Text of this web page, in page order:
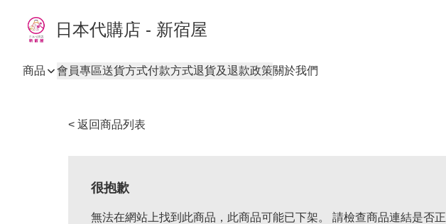
日本代購店 - 新宿屋
商品 會員專區送貨方式付款方式退貨及退款政策關於我們
< 返回商品列表
很抱歉
無法在網站上找到此商品，此商品可能已下架。 請檢查商品連結是否正